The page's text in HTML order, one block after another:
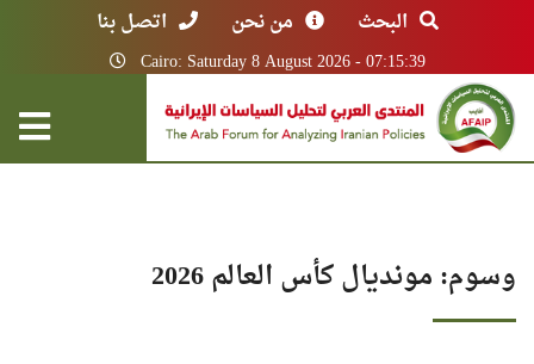
البحث من نحن اتصل بنا
Cairo: Saturday 8 August 2026 - 07:15:39
وسوم: مونديال كأس العالم 2026